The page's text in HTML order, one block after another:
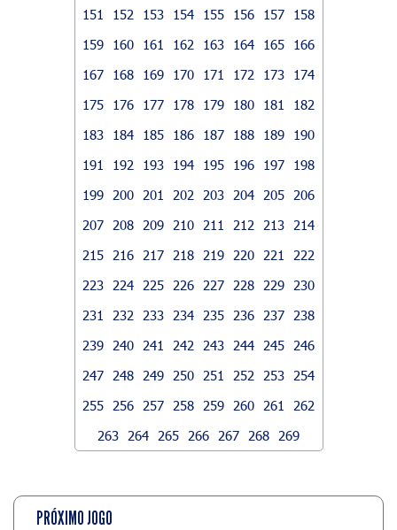
151
152 153 154 155 156 157
158
159
160 161 162 163 164 165
166
167
168 169 170 171 172 173
174
175
176 177 178 179 180 181
182
183
184 185 186 187 188 189
190
191
192 193 194 195 196 197
198
199
200 201 202 203 204 205
206
207
208 209 210 211 212 213
214
215
216 217 218 219 220 221
222
223
224 225 226 227 228 229
230
231
232 233 234 235 236 237
238
239
240 241 242 243 244 245
246
247
248 249 250 251 252 253
254
255
256 257 258 259 260 261
262
263
264 265 266 267 268 269
PRÓXIMO JOGO